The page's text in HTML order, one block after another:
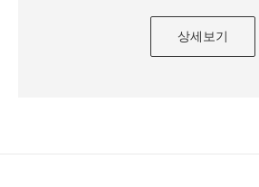
상세보기